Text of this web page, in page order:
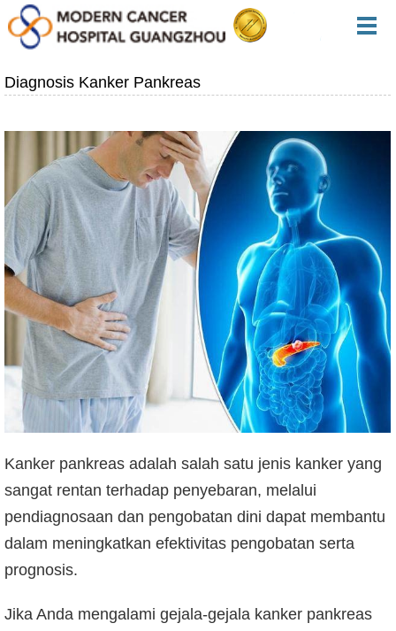
Diagnosis Kanker Pankreas
Kanker pankreas adalah salah satu jenis kanker yang
sangat rentan terhadap penyebaran, melalui
pendiagnosaan dan pengobatan dini dapat membantu
dalam meningkatkan efektivitas pengobatan serta
prognosis.
Jika Anda mengalami gejala-gejala kanker pankreas